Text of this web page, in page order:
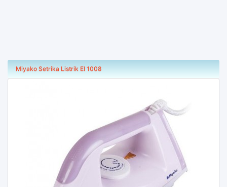
Miyako Setrika Listrik EI 1008